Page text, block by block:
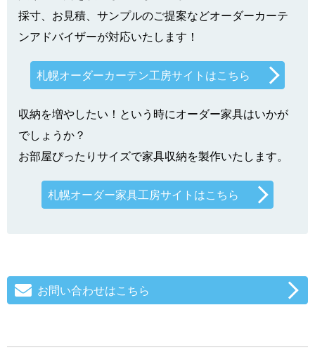
採寸、お見積、サンプルのご提案などオーダーカーテ
ンアドバイザーが対応いたします！
札幌オーダーカーテン工房サイトはこちら
収納を増やしたい！という時にオーダー家具はいかが
でしょうか？
お部屋ぴったりサイズで家具収納を製作いたします。
札幌オーダー家具工房サイトはこちら
お問い合わせはこちら